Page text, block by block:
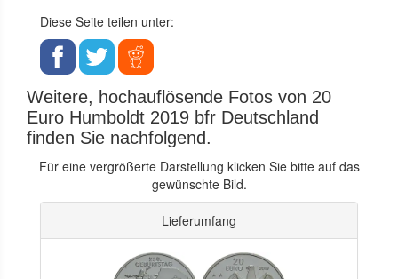
Diese Seite teilen unter:
Weitere, hochauflösende Fotos von 20
Euro Humboldt 2019 bfr Deutschland
finden Sie nachfolgend.
Für eine vergrößerte Darstellung klicken Sie bitte auf das
gewünschte Bild.
Lieferumfang